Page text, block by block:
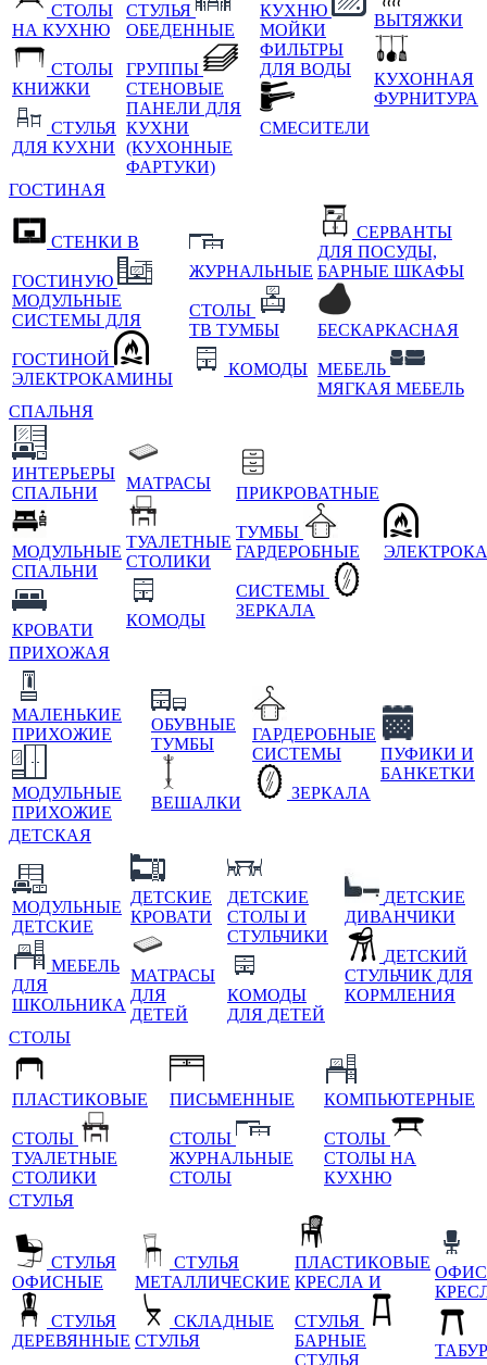
СТОЛЫ
НА КУХНЮ
СТОЛЫ
КНИЖКИ
СТУЛЬЯ
ДЛЯ КУХНИ
СТУЛЬЯ
ОБЕДЕННЫЕ
ГРУППЫ
СТЕНОВЫЕ
ПАНЕЛИ ДЛЯ
КУХНИ
(КУХОННЫЕ
ФАРТУКИ)
КУХНЮ
МОЙКИ
ФИЛЬТРЫ
ДЛЯ ВОДЫ
СМЕСИТЕЛИ
ВЫТЯЖКИ
КУХОННАЯ
ФУРНИТУРА
ГОСТИНАЯ
СТЕНКИ В
ГОСТИНУЮ
МОДУЛЬНЫЕ
СИСТЕМЫ ДЛЯ
ГОСТИНОЙ
ЭЛЕКТРОКАМИНЫ
ЖУРНАЛЬНЫЕ
СТОЛЫ
ТВ ТУМБЫ
КОМОДЫ
СЕРВАНТЫ
ДЛЯ ПОСУДЫ,
БАРНЫЕ ШКАФЫ
БЕСКАРКАСНАЯ
МЕБЕЛЬ
МЯГКАЯ МЕБЕЛЬ
СПАЛЬНЯ
ИНТЕРЬЕРЫ
СПАЛЬНИ
МОДУЛЬНЫЕ
СПАЛЬНИ
КРОВАТИ
МАТРАСЫ
ТУАЛЕТНЫЕ
СТОЛИКИ
КОМОДЫ
ПРИКРОВАТНЫЕ
ТУМБЫ
ГАРДЕРОБНЫЕ
СИСТЕМЫ
ЗЕРКАЛА
ПРИХОЖАЯ
МАЛЕНЬКИЕ
ПРИХОЖИЕ
МОДУЛЬНЫЕ
ПРИХОЖИЕ
ОБУВНЫЕ
ТУМБЫ
ВЕШАЛКИ
ГАРДЕРОБНЫЕ
СИСТЕМЫ
ЗЕРКАЛА
ПУФИКИ И
БАНКЕТКИ
ДЕТСКАЯ
МОДУЛЬНЫЕ
ДЕТСКИЕ
МЕБЕЛЬ
ДЛЯ
ШКОЛЬНИКА
ДЕТСКИЕ
КРОВАТИ
МАТРАСЫ
ДЛЯ
ДЕТЕЙ
ДЕТСКИЕ
СТОЛЫ И
СТУЛЬЧИКИ
КОМОДЫ
ДЛЯ ДЕТЕЙ
ДЕТСКИЕ
ДИВАНЧИКИ
ДЕТСКИЙ
СТУЛЬЧИК ДЛЯ
КОРМЛЕНИЯ
СТОЛЫ
ПЛАСТИКОВЫЕ
СТОЛЫ
ТУАЛЕТНЫЕ
СТОЛИКИ
ПИСЬМЕННЫЕ
СТОЛЫ
ЖУРНАЛЬНЫЕ
СТОЛЫ
КОМПЬЮТЕРНЫЕ
СТОЛЫ
СТОЛЫ НА
КУХНЮ
СТУЛЬЯ
СТУЛЬЯ
ОФИСНЫЕ
СТУЛЬЯ
ДЕРЕВЯННЫЕ
СТУЛЬЯ
МЕТАЛЛИЧЕСКИЕ
СКЛАДНЫЕ
СТУЛЬЯ
ПЛАСТИКОВЫЕ
КРЕСЛА И
СТУЛЬЯ
БАРНЫЕ
СТУЛЬЯ